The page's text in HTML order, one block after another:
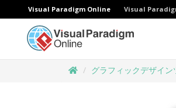
Visual Paradigm Online Visual
グラフィックデザイン